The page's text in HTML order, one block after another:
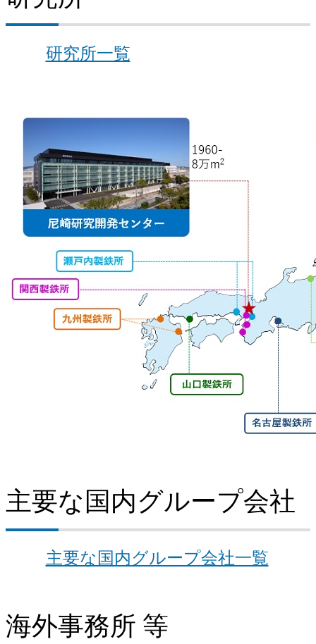
研究所一覧
主要な国内グループ会社
主要な国内グループ会社一覧
海外事務所 等